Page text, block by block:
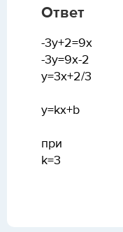
Ответ
-3у+2=9х
-3у=9х-2
у=3х+2/3
у=kх+b
при
k=3